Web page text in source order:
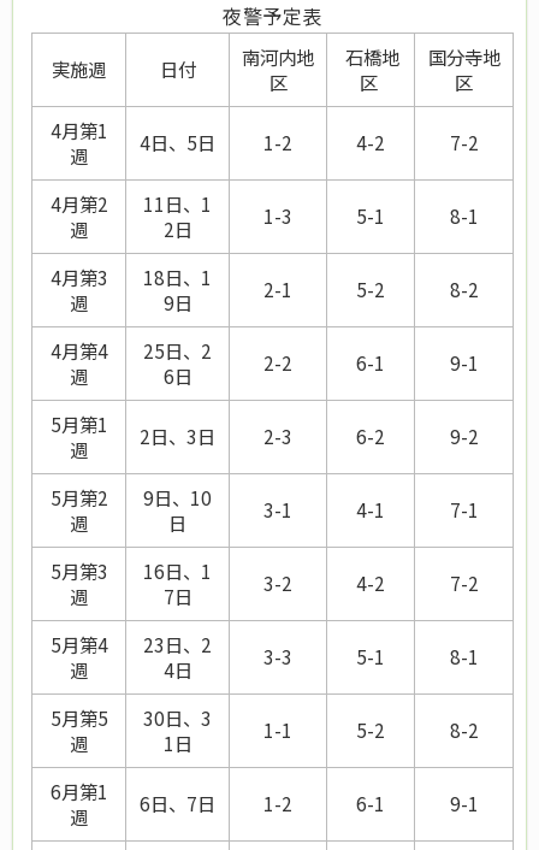
夜警予定表
実施週 日付
南河内地
区
石橋地
区
国分寺地
区
4月第1
週
4日、5日 1-2 4-2 7-2
4月第2
週
11日、1
2日
1-3 5-1 8-1
4月第3
週
18日、1
9日
2-1 5-2 8-2
4月第4
週
25日、2
6日
2-2 6-1 9-1
5月第1
週
2日、3日 2-3 6-2 9-2
5月第2
週
9日、10
日
3-1 4-1 7-1
5月第3
週
16日、1
7日
3-2 4-2 7-2
5月第4
週
23日、2
4日
3-3 5-1 8-1
5月第5
週
30日、3
1日
1-1 5-2 8-2
6月第1
週
6日、7日 1-2 6-1 9-1